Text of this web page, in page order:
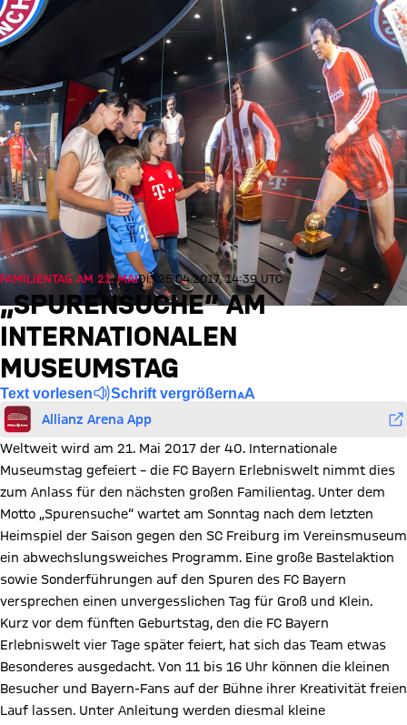
FAMILIENTAG AM 21. MAIDi., 25.04.2017, 14:39 UTC
„SPURENSUCHE“ AM
INTERNATIONALEN
MUSEUMSTAG
Text vorlesen Schrift vergrößern
Allianz Arena App
Weltweit wird am 21. Mai 2017 der 40. Internationale
Museumstag gefeiert – die FC Bayern Erlebniswelt nimmt dies
zum Anlass für den nächsten großen Familientag. Unter dem
Motto „Spurensuche“ wartet am Sonntag nach dem letzten
Heimspiel der Saison gegen den SC Freiburg im Vereinsmuseum
ein abwechslungsweiches Programm. Eine große Bastelaktion
sowie Sonderführungen auf den Spuren des FC Bayern
versprechen einen unvergesslichen Tag für Groß und Klein.
Kurz vor dem fünften Geburtstag, den die FC Bayern
Erlebniswelt vier Tage später feiert, hat sich das Team etwas
Besonderes ausgedacht. Von 11 bis 16 Uhr können die kleinen
Besucher und Bayern-Fans auf der Bühne ihrer Kreativität freien
Lauf lassen. Unter Anleitung werden diesmal kleine